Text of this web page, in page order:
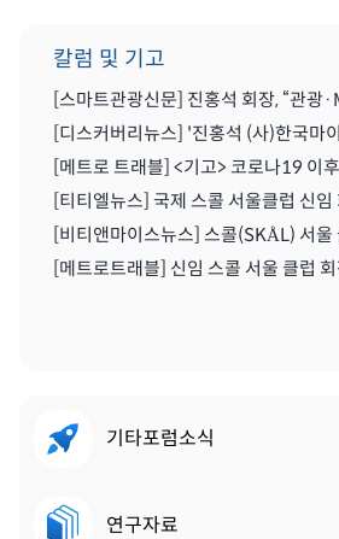
칼럼 및 기고
기타포럼소식
연구자료